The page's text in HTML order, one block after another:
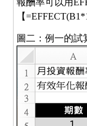
【
圖二：例一的試